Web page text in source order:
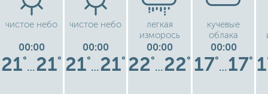
чистое небо
00:00
21°
…21°
чистое небо
00:00
21°
…21°
легкая
изморось
00:00
22°
…22°
кучевые
облака
00:00
17°
…17°